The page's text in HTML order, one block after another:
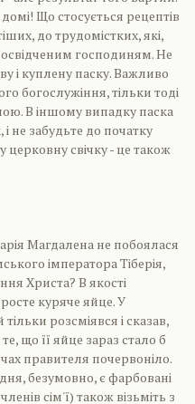
Що стосується рецептів
до трудомістких, які,
господиням. Не
і куплену паску. Важливо
богослужіння, тільки тоді
В іншому випадку паска
не забудьте до початку
церковну свічку - це також
Магдалена не побоялася
імператора Тіберія,
Христа? В якості
куряче яйце. У
тільки розсміявся і сказав,
що її яйце зараз стало б
правителя почервоніло.
безумовно, є фарбовані
сім'ї) також візьміть з